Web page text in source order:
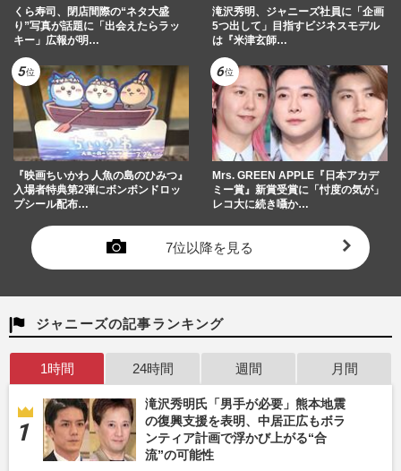
くら寿司、閉店間際の“ネタ大盛
り”写真が話題に「出会えたらラッ
キー」広報が明…
滝沢秀明、ジャニーズ社員に「企画
5つ出して」目指すビジネスモデル
は『米津玄師…
『映画ちいかわ 人魚の島のひみつ』
入場者特典第2弾にボンボンドロッ
プシール配布…
Mrs. GREEN APPLE『日本アカデ
ミー賞』新賞受賞に「忖度の気が」
レコ大に続き囁か…
7位以降を見る
ジャニーズの記事ランキング
1時間 24時間 週間 月間
滝沢秀明氏「男手が必要」熊本地震
の復興支援を表明、中居正広もボラ
ンティア計画で浮かび上がる“合
流”の可能性